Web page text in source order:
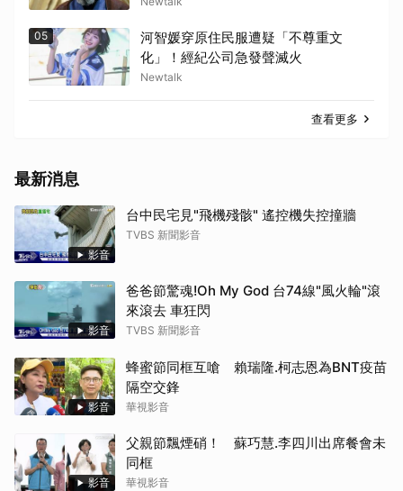
05
河智媛穿原住民服遭疑「不尊重文
化」！經紀公司急發聲滅火
Newtalk
查看更多
最新消息
影音
台中民宅見"飛機殘骸" 遙控機失控撞牆
TVBS 新聞影音
影音
爸爸節驚魂!Oh My God 台74線"風火輪"滾
來滾去 車狂閃
TVBS 新聞影音
影音
蜂蜜節同框互嗆 賴瑞隆.柯志恩為BNT疫苗
隔空交鋒
華視影音
影音
父親節飄煙硝！ 蘇巧慧.李四川出席餐會未
同框
華視影音